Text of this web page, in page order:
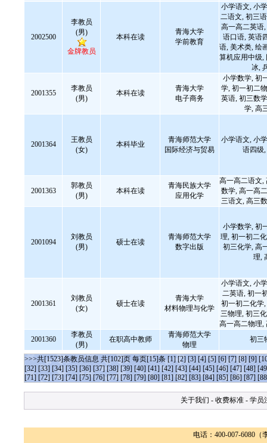
2002500
李教员
(男)
金牌教员
本科在读
青海大学
学前教育
小学语文, 小
二语文, 初三
高一高二英语
语口语, 英语
语, 美术类, 绘
算机应用中级,
冰,
2001355
李教员
(男)
本科在读
青海大学
电子商务
小学数学, 初
学, 初一初二
英语, 初三数
学, 高
2001364
王教员
(女)
本科毕业
青海师范大学
国际经济与贸易
小学语文, 小
语四级
2001363
郭教员
(男)
本科在读
青海民族大学
应用化学
高一高二语文,
数学, 高一高
三语文, 高三
2001094
刘教员
(男)
硕士在读
青海师范大学
数字出版
小学数学, 初
理, 初一初二
初三化学, 高
理,
2001361
刘教员
(女)
硕士在读
青海大学
材料物理与化学
小学语文, 小
二英语, 初一
初一初二化学
三物理, 初三
高一高二物理,
2001360
李教员
(男)
在职高中教师
青海师范大学
物理
初三
>>>共[1523]条教员信息 共[102]页 每页[15]条 [1] [2] [3] [4] [5] [6] [7] [8] [9]
[32] [33] [34] [35] [36] [37] [38] [39] [40] [41] [42] [43] [44] [45] [46] [47] [48]
[71] [72] [73] [74] [75] [76] [77] [78] [79] [80] [81] [82] [83] [84] [85] [86] [87]
关于我们 - 收费标准 - 学员
电话：400-007-6080（